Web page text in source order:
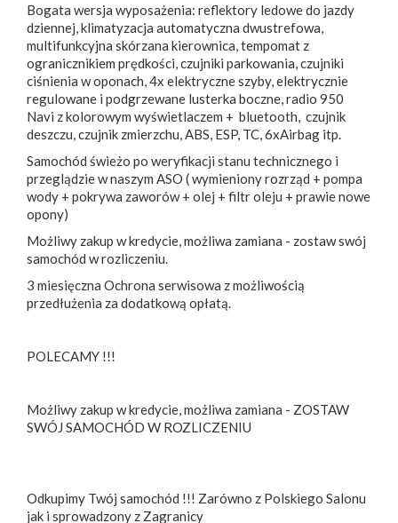
Bogata wersja wyposażenia: reflektory ledowe do jazdy
dziennej, klimatyzacja automatyczna dwustrefowa,
multifunkcyjna skórzana kierownica, tempomat z
ogranicznikiem prędkości, czujniki parkowania, czujniki
ciśnienia w oponach, 4x elektryczne szyby, elektrycznie
regulowane i podgrzewane lusterka boczne, radio 950
Navi z kolorowym wyświetlaczem + bluetooth, czujnik
deszczu, czujnik zmierzchu, ABS, ESP, TC, 6xAirbag itp.
Samochód świeżo po weryfikacji stanu technicznego i
przeglądzie w naszym ASO ( wymieniony rozrząd + pompa
wody + pokrywa zaworów + olej + filtr oleju + prawie nowe
opony)
Możliwy zakup w kredycie, możliwa zamiana - zostaw swój
samochód w rozliczeniu.
3 miesięczna Ochrona serwisowa z możliwością
przedłużenia za dodatkową opłatą.
POLECAMY !!!
Możliwy zakup w kredycie, możliwa zamiana - ZOSTAW
SWÓJ SAMOCHÓD W ROZLICZENIU
Odkupimy Twój samochód !!! Zarówno z Polskiego Salonu
jak i sprowadzony z Zagranicy